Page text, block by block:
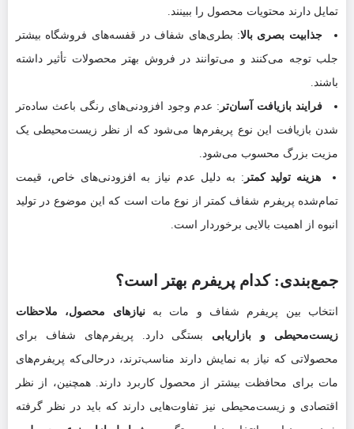
تمایل دارند محتویات محصول را ببینند.
جذابیت بصری بالا: بطری‌های شفاف در قفسه‌های فروشگاه بیشتر
جلب توجه می‌کنند و می‌توانند در فروش بهتر محصولات تأثیر داشته
باشند.
فرایند بازیافت آسان‌تر : عدم وجود افزودنی‌های رنگی باعث ساده‌تر
شدن بازیافت این نوع پریفرم‌ها می‌شود که از نظر زیست‌محیطی یک
مزیت بزرگ محسوب می‌شود.
هزینه تولید کمتر : به دلیل عدم نیاز به افزودنی‌های خاص، قیمت
تمام‌شده پریفرم شفاف کمتر از نوع مات است که این موضوع در تولید
انبوه از اهمیت بالایی برخوردار است.
جمع‌بندی: کدام پریفرم بهتر است؟
انتخاب بین پریفرم شفاف و مات بهنیازهای محصول، ملاحظات
زیست‌محیطی و بازاریابی بستگی دارد. پریفرم‌های شفاف برای
محصولاتی که نیاز به نمایش دارند مناسب‌ترند، درحالی‌که پریفرم‌های
مات برای محافظت بیشتر از محصول کاربرد دارند. همچنین، از نظر
اقتصادی و زیست‌محیطی نیز تفاوت‌هایی دارند که باید در نظر گرفته